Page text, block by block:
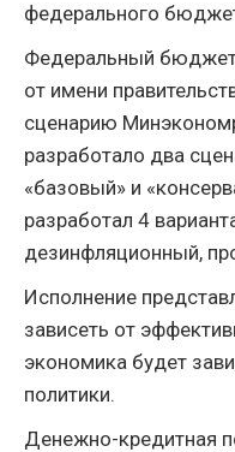
федерального
Федеральный
от имени
сценарию
разработало два
«базовый» и
разработал 4
дезинфляционный,
Исполнение
зависеть от
экономика будет
политики.
Денежно-кредитная